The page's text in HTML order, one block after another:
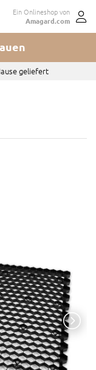
Ein Onlineshop von
Amagard.com
geliefert